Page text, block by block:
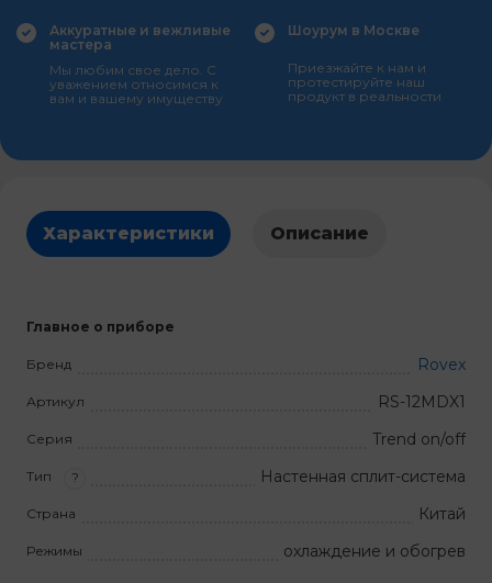
Аккуратные и вежливые
мастера
Мы любим свое дело. С
уважением относимся к
вам и вашему имуществу
Шоурум в Москве
Приезжайте к нам и
протестируйте наш
продукт в реальности
Характеристики Описание
Главное о приборе
Бренд Rovex
Артикул RS-12MDX1
Серия Trend on/off
Тип ? Настенная сплит-система
Страна Китай
Режимы охлаждение и обогрев